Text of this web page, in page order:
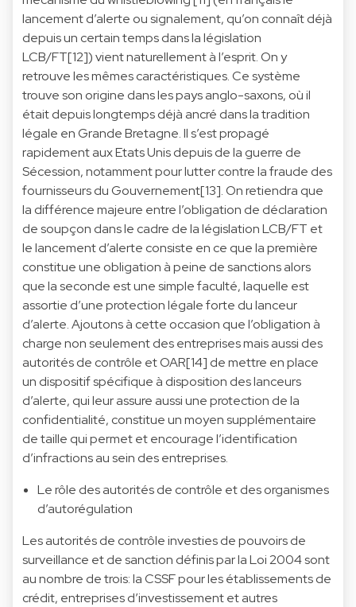
lancement d’alerte ou signalement, qu’on connaît déjà
depuis un certain temps dans la législation
LCB/FT[12]) vient naturellement à l’esprit. On y
retrouve les mêmes caractéristiques. Ce système
trouve son origine dans les pays anglo-saxons, où il
était depuis longtemps déjà ancré dans la tradition
légale en Grande Bretagne. Il s’est propagé
rapidement aux Etats Unis depuis de la guerre de
Sécession, notamment pour lutter contre la fraude des
fournisseurs du Gouvernement[13]. On retiendra que
la différence majeure entre l’obligation de déclaration
de soupçon dans le cadre de la législation LCB/FT et
le lancement d’alerte consiste en ce que la première
constitue une obligation à peine de sanctions alors
que la seconde est une simple faculté, laquelle est
assortie d’une protection légale forte du lanceur
d’alerte. Ajoutons à cette occasion que l’obligation à
charge non seulement des entreprises mais aussi des
autorités de contrôle et OAR[14] de mettre en place
un dispositif spécifique à disposition des lanceurs
d’alerte, qui leur assure aussi une protection de la
confidentialité, constitue un moyen supplémentaire
de taille qui permet et encourage l’identification
d’infractions au sein des entreprises.
Le rôle des autorités de contrôle et des organismes
d’autorégulation
Les autorités de contrôle investies de pouvoirs de
surveillance et de sanction définis par la Loi 2004 sont
au nombre de trois: la CSSF pour les établissements de
crédit, entreprises d’investissement et autres